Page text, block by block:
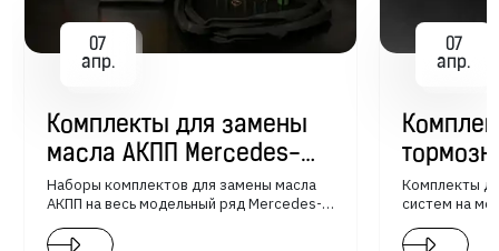
07
апр.
Комплекты для замены
масла АКПП Mercedes-
Benz
Наборы комплектов для замены масла
АКПП на весь модельный ряд Mercedes-
07
апр.
Комплекты
систем на